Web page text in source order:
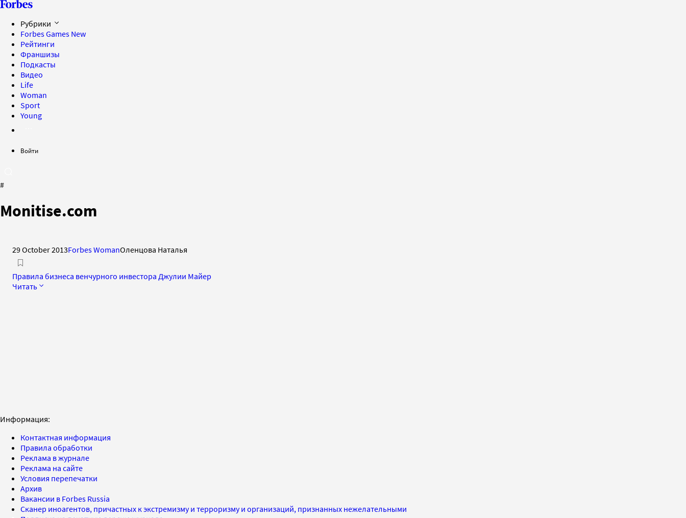
Рубрики
Forbes Games New
Рейтинги
Франшизы
Подкасты
Видео
Life
Woman
Sport
Young
Войти
#
Monitise.com
29 October 2013Forbes WomanОленцова Наталья
Правила бизнеса венчурного инвестора Джулии Майер
Читать
Информация:
Контактная информация
Правила обработки
Реклама в журнале
Реклама на сайте
Условия перепечатки
Архив
Вакансии в Forbes Russia
Сканер иноагентов, причастных к экстремизму и терроризму и организаций, признанных нежелательными